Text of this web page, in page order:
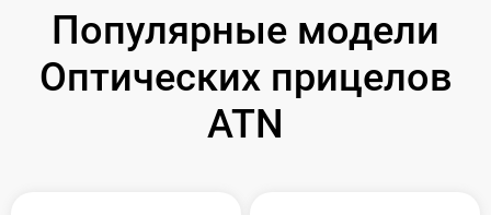
Популярные модели
Оптических прицелов
ATN